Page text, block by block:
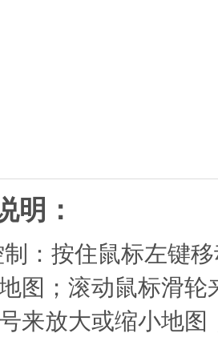
明：
：按住鼠标左键
图；滚动鼠标滑
来放大或缩小地图